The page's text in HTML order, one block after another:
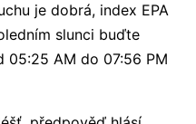
je dobrá, index EPA
slunci buďte
05:25 AM do 07:56 PM